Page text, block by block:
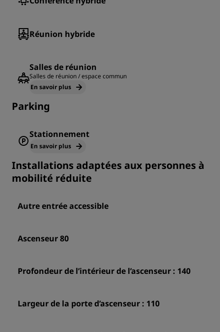
Réunion hybride
Salles de réunion
Salles de réunion / espace commun
En savoir plus
Parking
Stationnement
En savoir plus
Installations adaptées aux personnes à
mobilité réduite
Autre entrée accessible
Ascenseur 80
Profondeur de l’intérieur de l’ascenseur : 140
Largeur de la porte d’ascenseur : 110